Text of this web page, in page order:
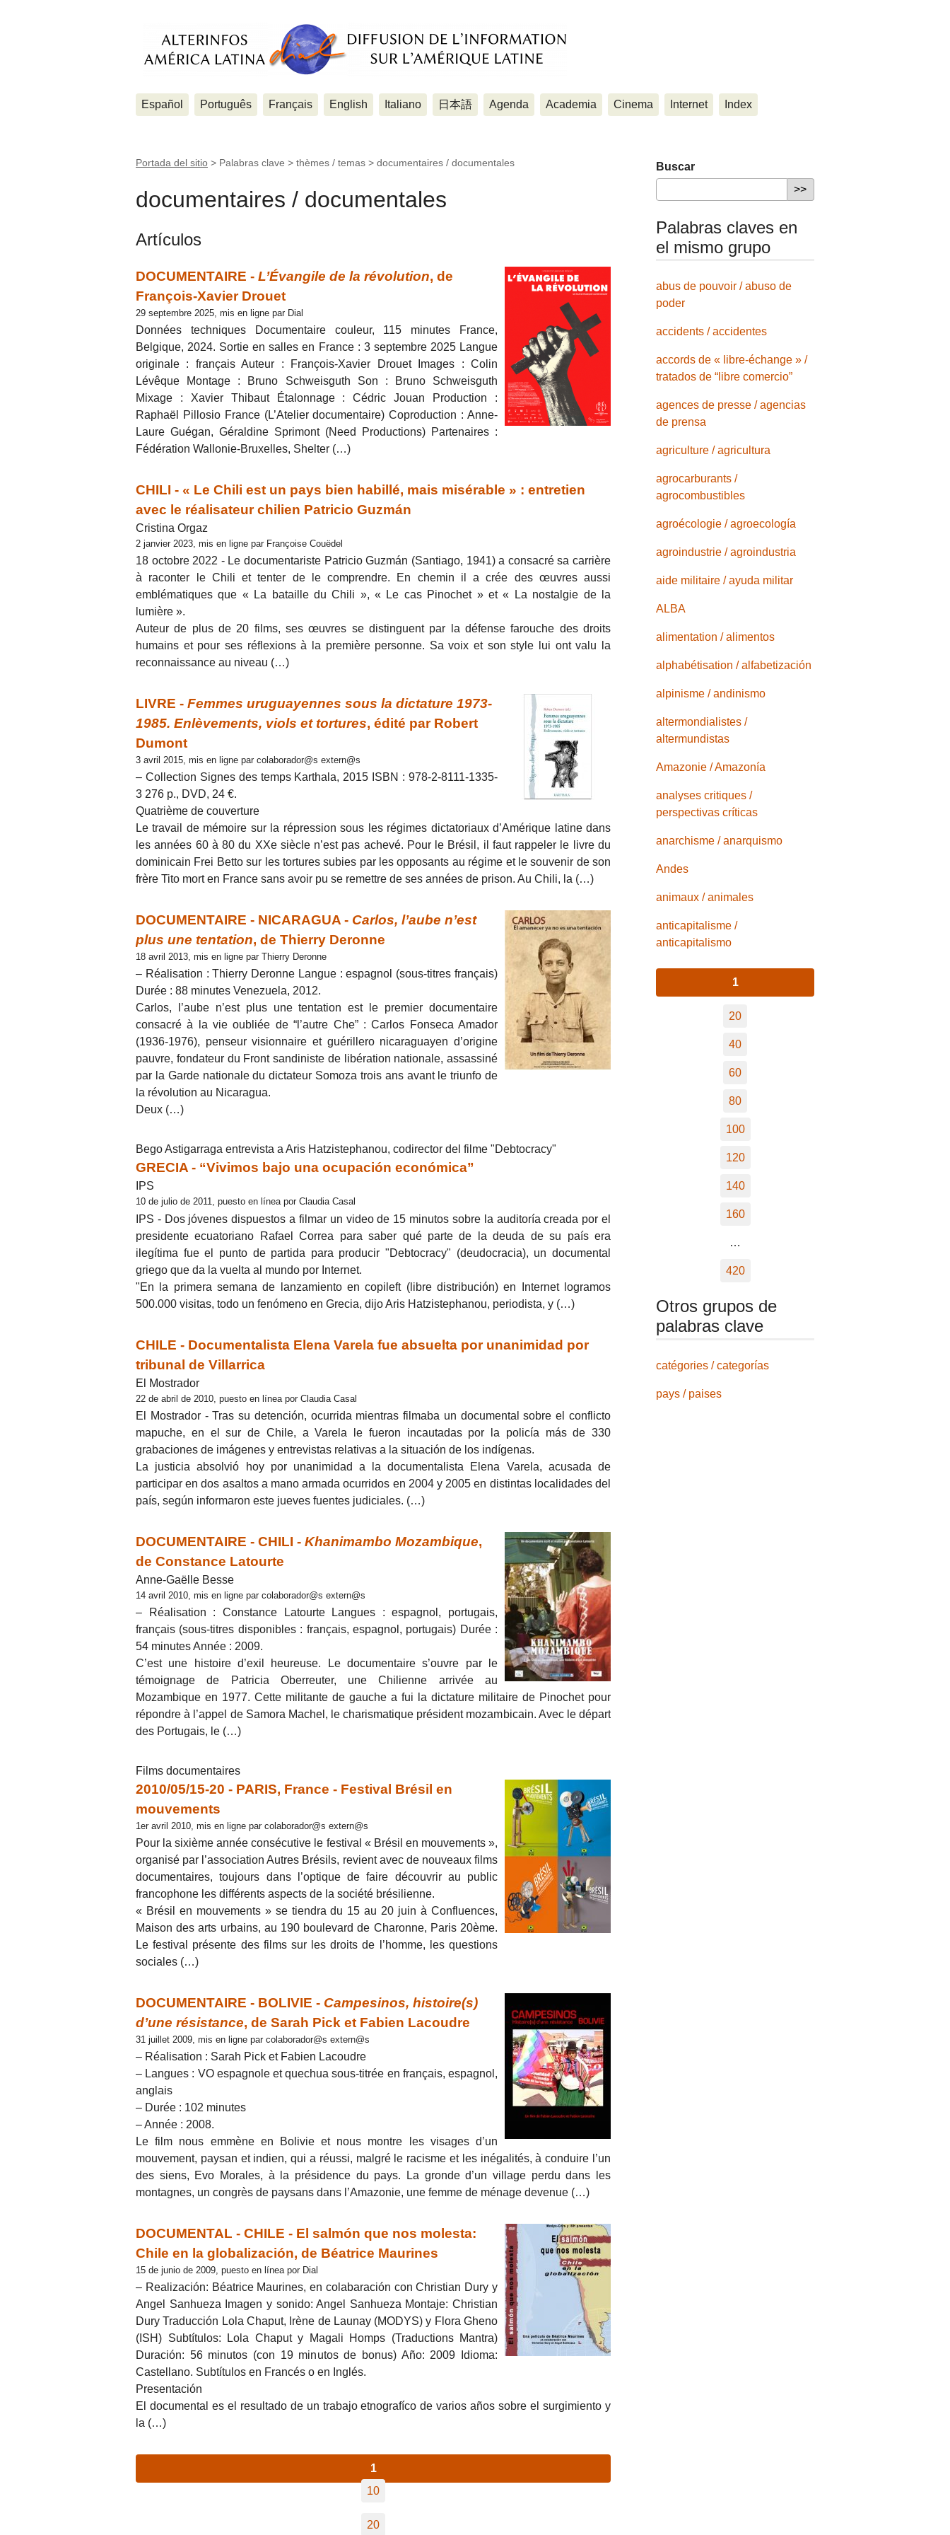
Español Português Français English Italiano 日本語 Agenda Academia Cinema Internet Index
Portada del sitio > Palabras clave > thèmes / temas > documentaires / documentales
documentaires / documentales
Artículos
DOCUMENTAIRE - L’Évangile de la révolution, de
François-Xavier Drouet
29 septembre 2025, mis en ligne par Dial
Données techniques Documentaire couleur, 115 minutes France,
Belgique, 2024. Sortie en salles en France : 3 septembre 2025 Langue
originale : français Auteur : François-Xavier Drouet Images : Colin
Lévêque Montage : Bruno Schweisguth Son : Bruno Schweisguth
Mixage : Xavier Thibaut Étalonnage : Cédric Jouan Production :
Raphaël Pillosio France (L’Atelier documentaire) Coproduction : Anne-
Laure Guégan, Géraldine Sprimont (Need Productions) Partenaires :
Fédération Wallonie-Bruxelles, Shelter (…)
CHILI - « Le Chili est un pays bien habillé, mais misérable » : entretien
avec le réalisateur chilien Patricio Guzmán
Cristina Orgaz
2 janvier 2023, mis en ligne par Françoise Couëdel
18 octobre 2022 - Le documentariste Patricio Guzmán (Santiago, 1941) a consacré sa carrière
à raconter le Chili et tenter de le comprendre. En chemin il a crée des œuvres aussi
emblématiques que « La bataille du Chili », « Le cas Pinochet » et « La nostalgie de la
lumière ».
Auteur de plus de 20 films, ses œuvres se distinguent par la défense farouche des droits
humains et pour ses réflexions à la première personne. Sa voix et son style lui ont valu la
reconnaissance au niveau (…)
LIVRE - Femmes uruguayennes sous la dictature 1973-
1985. Enlèvements, viols et tortures, édité par Robert
Dumont
3 avril 2015, mis en ligne par colaborador@s extern@s
– Collection Signes des temps Karthala, 2015 ISBN : 978-2-8111-1335-
3 276 p., DVD, 24 €.
Quatrième de couverture
Le travail de mémoire sur la répression sous les régimes dictatoriaux d’Amérique latine dans
les années 60 à 80 du XXe siècle n’est pas achevé. Pour le Brésil, il faut rappeler le livre du
dominicain Frei Betto sur les tortures subies par les opposants au régime et le souvenir de son
frère Tito mort en France sans avoir pu se remettre de ses années de prison. Au Chili, la (…)
DOCUMENTAIRE - NICARAGUA - Carlos, l’aube n’est
plus une tentation, de Thierry Deronne
18 avril 2013, mis en ligne par Thierry Deronne
– Réalisation : Thierry Deronne Langue : espagnol (sous-titres français)
Durée : 88 minutes Venezuela, 2012.
Carlos, l’aube n’est plus une tentation est le premier documentaire
consacré à la vie oubliée de “l’autre Che” : Carlos Fonseca Amador
(1936-1976), penseur visionnaire et guérillero nicaraguayen d’origine
pauvre, fondateur du Front sandiniste de libération nationale, assassiné
par la Garde nationale du dictateur Somoza trois ans avant le triunfo de
la révolution au Nicaragua.
Deux (…)
Bego Astigarraga entrevista a Aris Hatzistephanou, codirector del filme "Debtocracy"
GRECIA - “Vivimos bajo una ocupación económica”
IPS
10 de julio de 2011, puesto en línea por Claudia Casal
IPS - Dos jóvenes dispuestos a filmar un video de 15 minutos sobre la auditoría creada por el
presidente ecuatoriano Rafael Correa para saber qué parte de la deuda de su país era
ilegítima fue el punto de partida para producir "Debtocracy" (deudocracia), un documental
griego que da la vuelta al mundo por Internet.
"En la primera semana de lanzamiento en copileft (libre distribución) en Internet logramos
500.000 visitas, todo un fenómeno en Grecia, dijo Aris Hatzistephanou, periodista, y (…)
CHILE - Documentalista Elena Varela fue absuelta por unanimidad por
tribunal de Villarrica
El Mostrador
22 de abril de 2010, puesto en línea por Claudia Casal
El Mostrador - Tras su detención, ocurrida mientras filmaba un documental sobre el conflicto
mapuche, en el sur de Chile, a Varela le fueron incautadas por la policía más de 330
grabaciones de imágenes y entrevistas relativas a la situación de los indígenas.
La justicia absolvió hoy por unanimidad a la documentalista Elena Varela, acusada de
participar en dos asaltos a mano armada ocurridos en 2004 y 2005 en distintas localidades del
país, según informaron este jueves fuentes judiciales. (…)
DOCUMENTAIRE - CHILI - Khanimambo Mozambique,
de Constance Latourte
Anne-Gaëlle Besse
14 avril 2010, mis en ligne par colaborador@s extern@s
– Réalisation : Constance Latourte Langues : espagnol, portugais,
français (sous-titres disponibles : français, espagnol, portugais) Durée :
54 minutes Année : 2009.
C’est une histoire d’exil heureuse. Le documentaire s’ouvre par le
témoignage de Patricia Oberreuter, une Chilienne arrivée au
Mozambique en 1977. Cette militante de gauche a fui la dictature militaire de Pinochet pour
répondre à l’appel de Samora Machel, le charismatique président mozambicain. Avec le départ
des Portugais, le (…)
Films documentaires
2010/05/15-20 - PARIS, France - Festival Brésil en
mouvements
1er avril 2010, mis en ligne par colaborador@s extern@s
Pour la sixième année consécutive le festival « Brésil en mouvements »,
organisé par l’association Autres Brésils, revient avec de nouveaux films
documentaires, toujours dans l’optique de faire découvrir au public
francophone les différents aspects de la société brésilienne.
« Brésil en mouvements » se tiendra du 15 au 20 juin à Confluences,
Maison des arts urbains, au 190 boulevard de Charonne, Paris 20ème.
Le festival présente des films sur les droits de l’homme, les questions
sociales (…)
DOCUMENTAIRE - BOLIVIE - Campesinos, histoire(s)
d’une résistance, de Sarah Pick et Fabien Lacoudre
31 juillet 2009, mis en ligne par colaborador@s extern@s
– Réalisation : Sarah Pick et Fabien Lacoudre
– Langues : VO espagnole et quechua sous-titrée en français, espagnol,
anglais
– Durée : 102 minutes
– Année : 2008.
Le film nous emmène en Bolivie et nous montre les visages d’un
mouvement, paysan et indien, qui a réussi, malgré le racisme et les inégalités, à conduire l’un
des siens, Evo Morales, à la présidence du pays. La gronde d’un village perdu dans les
montagnes, un congrès de paysans dans l’Amazonie, une femme de ménage devenue (…)
DOCUMENTAL - CHILE - El salmón que nos molesta:
Chile en la globalización, de Béatrice Maurines
15 de junio de 2009, puesto en línea por Dial
– Realización: Béatrice Maurines, en colabaración con Christian Dury y
Angel Sanhueza Imagen y sonido: Angel Sanhueza Montaje: Christian
Dury Traducción Lola Chaput, Irène de Launay (MODYS) y Flora Gheno
(ISH) Subtítulos: Lola Chaput y Magali Homps (Traductions Mantra)
Duración: 56 minutos (con 19 minutos de bonus) Año: 2009 Idioma:
Castellano. Subtítulos en Francés o en Inglés.
Presentación
El documental es el resultado de un trabajo etnografíco de varios años sobre el surgimiento y
la (…)
1
10
20
Buscar
Palabras claves en
el mismo grupo
abus de pouvoir / abuso de
poder
accidents / accidentes
accords de « libre-échange » /
tratados de “libre comercio”
agences de presse / agencias
de prensa
agriculture / agricultura
agrocarburants /
agrocombustibles
agroécologie / agroecología
agroindustrie / agroindustria
aide militaire / ayuda militar
ALBA
alimentation / alimentos
alphabétisation / alfabetización
alpinisme / andinismo
altermondialistes /
altermundistas
Amazonie / Amazonía
analyses critiques /
perspectivas críticas
anarchisme / anarquismo
Andes
animaux / animales
anticapitalisme /
anticapitalismo
1
20
40
60
80
100
120
140
160
…
420
Otros grupos de
palabras clave
catégories / categorías
pays / paises